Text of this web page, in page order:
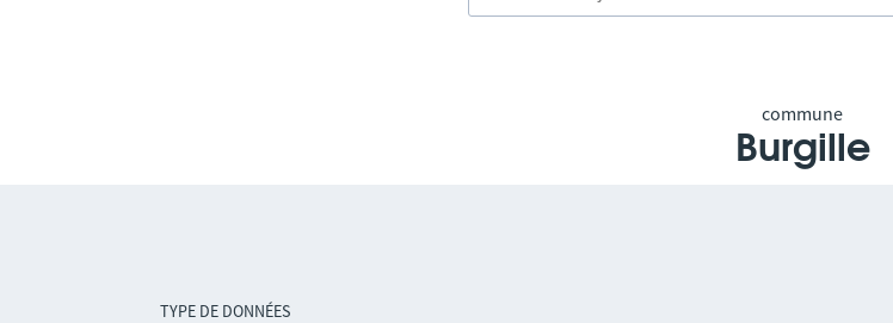
commune
Burgille
TYPE DE DONNÉES